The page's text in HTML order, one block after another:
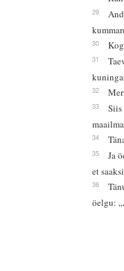
29
30
31
32
33
Siis
34
35
Ja
et
36
öelgu: